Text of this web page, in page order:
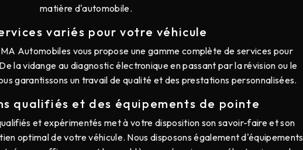
matière d'automobile.
variés pour votre véhicule
Automobiles vous propose une gamme complète de services pour
la vidange au diagnostic électronique en passant par la révision ou le
garantissons un travail de qualité et des prestations personnalisées.
qualifiés et des équipements de pointe
et expérimentés met à votre disposition son savoir-faire et son
optimal de votre véhicule. Nous disposons également d'équipements